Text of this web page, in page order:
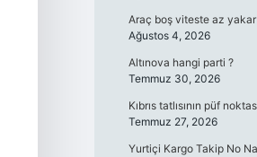
Araç boş viteste az yakar
Ağustos 4, 2026
Altınova hangi parti ?
Temmuz 30, 2026
Kıbrıs tatlısının püf
Temmuz 27, 2026
Yurtiçi Kargo Takip No